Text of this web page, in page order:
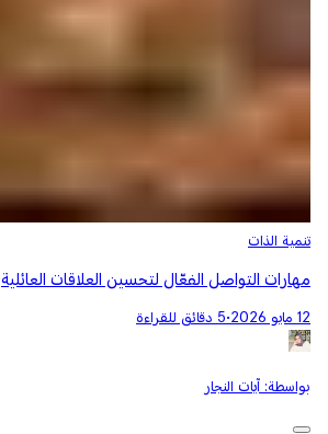
تنمية الذات
مهارات التواصل الفعّال لتحسين العلاقات العائلية
12 مايو 2026 •5 دقائق للقراءة
بواسطة: آيات النجار